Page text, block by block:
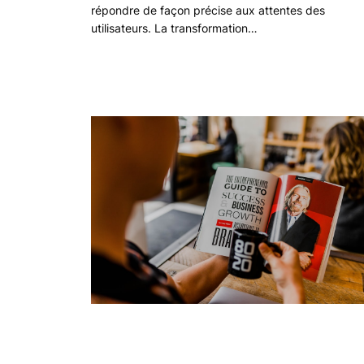
répondre de façon précise aux attentes des
utilisateurs. La transformation…